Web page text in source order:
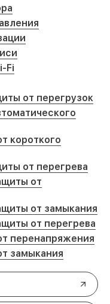
Fi
от перегрузок
короткого
от перегрева
от
от замыкания
от перегрева
перенапряжения
замыкания